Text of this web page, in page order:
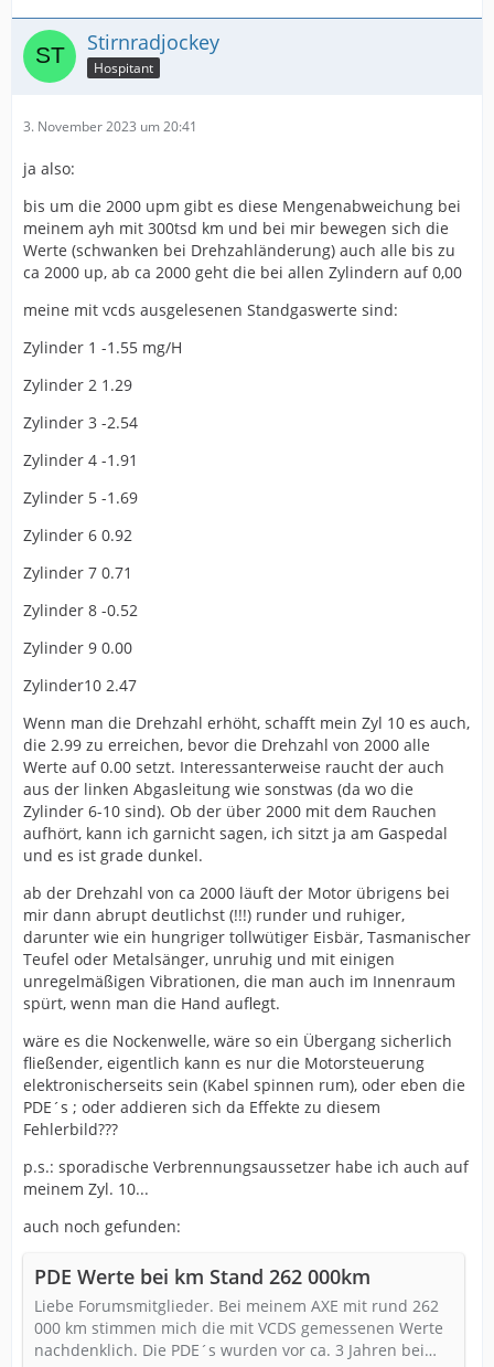
Stirnradjockey
Hospitant
3. November 2023 um 20:41
ja also:
bis um die 2000 upm gibt es diese Mengenabweichung bei
meinem ayh mit 300tsd km und bei mir bewegen sich die
Werte (schwanken bei Drehzahländerung) auch alle bis zu
ca 2000 up, ab ca 2000 geht die bei allen Zylindern auf 0,00
meine mit vcds ausgelesenen Standgaswerte sind:
Zylinder 1 -1.55 mg/H
Zylinder 2 1.29
Zylinder 3 -2.54
Zylinder 4 -1.91
Zylinder 5 -1.69
Zylinder 6 0.92
Zylinder 7 0.71
Zylinder 8 -0.52
Zylinder 9 0.00
Zylinder10 2.47
Wenn man die Drehzahl erhöht, schafft mein Zyl 10 es auch,
die 2.99 zu erreichen, bevor die Drehzahl von 2000 alle
Werte auf 0.00 setzt. Interessanterweise raucht der auch
aus der linken Abgasleitung wie sonstwas (da wo die
Zylinder 6-10 sind). Ob der über 2000 mit dem Rauchen
aufhört, kann ich garnicht sagen, ich sitzt ja am Gaspedal
und es ist grade dunkel.
ab der Drehzahl von ca 2000 läuft der Motor übrigens bei
mir dann abrupt deutlichst (!!!) runder und ruhiger,
darunter wie ein hungriger tollwütiger Eisbär, Tasmanischer
Teufel oder Metalsänger, unruhig und mit einigen
unregelmäßigen Vibrationen, die man auch im Innenraum
spürt, wenn man die Hand auflegt.
wäre es die Nockenwelle, wäre so ein Übergang sicherlich
fließender, eigentlich kann es nur die Motorsteuerung
elektronischerseits sein (Kabel spinnen rum), oder eben die
PDE´s ; oder addieren sich da Effekte zu diesem
Fehlerbild???
p.s.: sporadische Verbrennungsaussetzer habe ich auch auf
meinem Zyl. 10...
auch noch gefunden:
PDE Werte bei km Stand 262 000km
Liebe Forumsmitglieder. Bei meinem AXE mit rund 262
000 km stimmen mich die mit VCDS gemessenen Werte
nachdenklich. Die PDE´s wurden vor ca. 3 Jahren bei…